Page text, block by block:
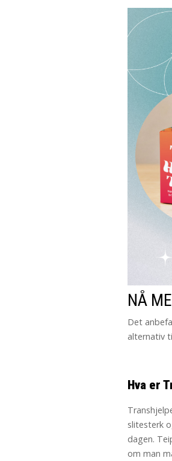
NÅ
Det
alternativ
Hva er
slitesterk
dagen.
om man